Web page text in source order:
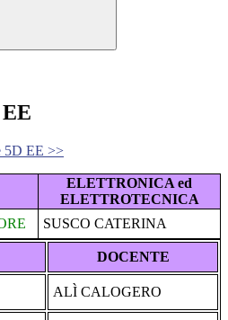
5D EE >>
ELETTRONICA ed
ELETTROTECNICA
SUSCO CATERINA
DOCENTE
ALÌ CALOGERO